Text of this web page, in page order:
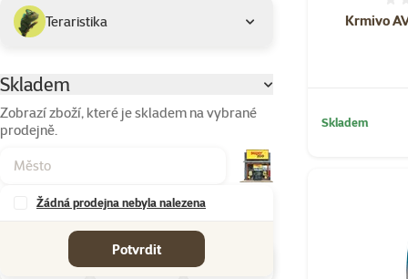
Teraristika
Parametrický filtr
Skladem
Zobrazí zboží, které je skladem na vybrané
prodejně.
Žádná prodejna nebyla nalezena
Potvrdit
Krmivo
Skladem